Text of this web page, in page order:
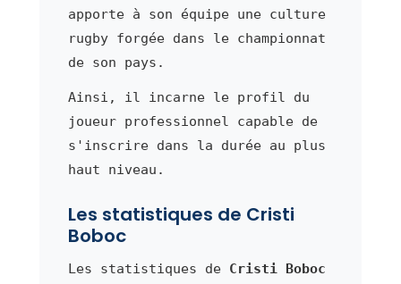
apporte à son équipe une culture
rugby forgée dans le championnat
de son pays.
Ainsi, il incarne le profil du
joueur professionnel capable de
s'inscrire dans la durée au plus
haut niveau.
Les statistiques de Cristi
Boboc
Les statistiques de Cristi Boboc